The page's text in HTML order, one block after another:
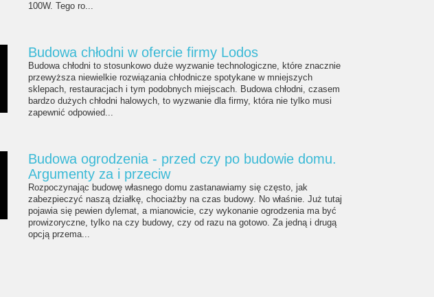
100W. Tego ro...
Budowa chłodni w ofercie firmy Lodos
Budowa chłodni to stosunkowo duże wyzwanie technologiczne, które znacznie
przewyższa niewielkie rozwiązania chłodnicze spotykane w mniejszych
sklepach, restauracjach i tym podobnych miejscach. Budowa chłodni, czasem
bardzo dużych chłodni halowych, to wyzwanie dla firmy, która nie tylko musi
zapewnić odpowied...
Budowa ogrodzenia - przed czy po budowie domu.
Argumenty za i przeciw
Rozpoczynając budowę własnego domu zastanawiamy się często, jak
zabezpieczyć naszą działkę, chociażby na czas budowy. No właśnie. Już tutaj
pojawia się pewien dylemat, a mianowicie, czy wykonanie ogrodzenia ma być
prowizoryczne, tylko na czy budowy, czy od razu na gotowo. Za jedną i drugą
opcją przema...